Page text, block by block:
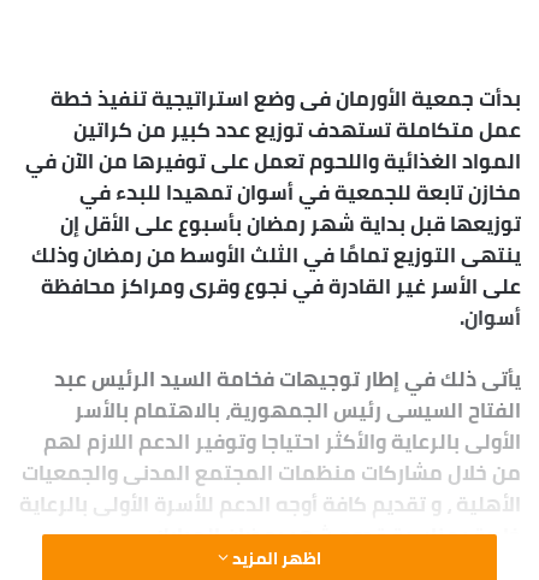
ب
ر
ي
د
ا
إ
ل
ك
و
ن
ي
ا
بدأت جمعية الأورمان فى وضع استراتيجية تنفيذ خطة
عمل متكاملة تستهدف توزيع عدد كبير من كراتين
المواد الغذائية واللحوم تعمل على توفيرها من الآن في
مخازن تابعة للجمعية في أسوان تمهيدا للبدء في
توزيعها قبل بداية شهر رمضان بأسبوع على الأقل إن
ينتهى التوزيع تمامًا في الثلث الأوسط من رمضان وذلك
على الأسر غير القادرة في نجوع وقرى ومراكز محافظة
أسوان.
يأتى ذلك في إطار توجيهات فخامة السيد الرئيس عبد
الفتاح السيسى رئيس الجمهورية، بالاهتمام بالأسر
الأولى بالرعاية والأكثر احتياجا وتوفير الدعم اللازم لهم
من خلال مشاركات منظمات المجتمع المدنى والجمعيات
الأهلية ، و تقديم كافة أوجه الدعم للأسرة الأولى بالرعاية
خاصة بمناسبة قدوم شهر رمضان المبارك
اظهر المزيد